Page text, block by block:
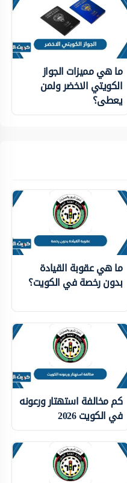
ما هي مميزات الجواز
الكويتي الاخضر ولمن
يعطى؟
ما هي عقوبة القيادة
بدون رخصة في الكويت؟
كم مخالفة استهتار ورعونه
في الكويت 2026